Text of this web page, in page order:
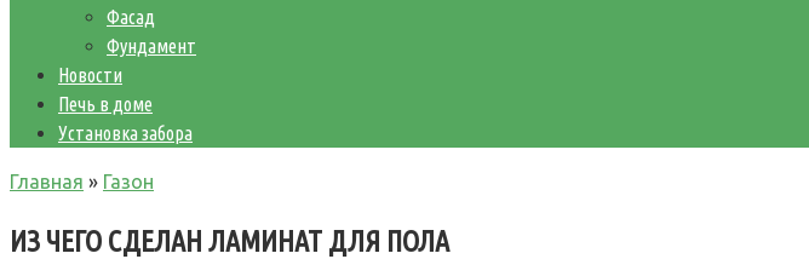
Фасад
Фундамент
Новости
Печь в доме
Установка забора
Главная » Газон
ИЗ ЧЕГО СДЕЛАН ЛАМИНАТ ДЛЯ ПОЛА